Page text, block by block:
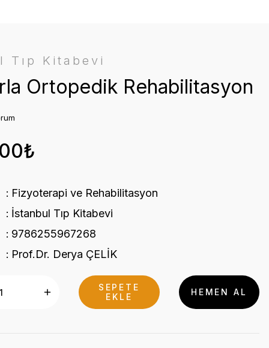
Tıp Kitabevi
Ortopedik Rehabilitasyon
Fizyoterapi ve Rehabilitasyon
İstanbul Tıp Kitabevi
9786255967268
Prof.Dr. Derya ÇELİK
SEPETE
EKLE
HEMEN AL